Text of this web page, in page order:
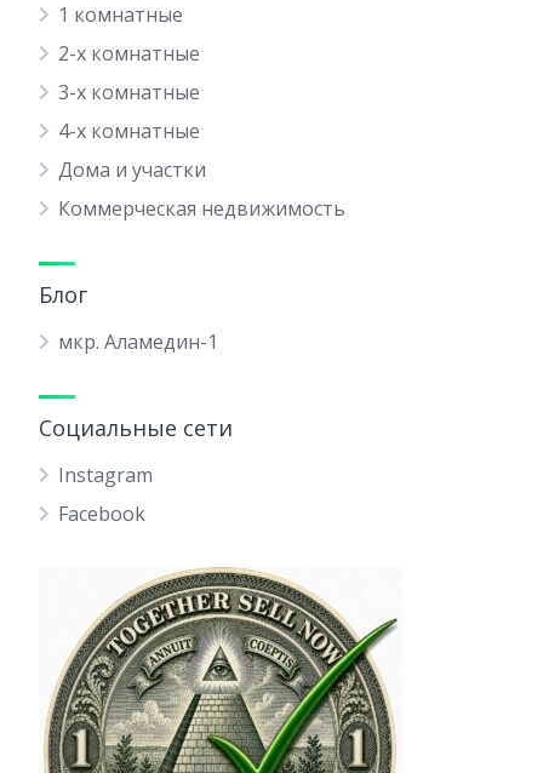
1 комнатные
2-х комнатные
3-х комнатные
4-х комнатные
Дома и участки
Коммерческая недвижимость
Блог
мкр. Аламедин-1
Социальные сети
Instagram
Facebook